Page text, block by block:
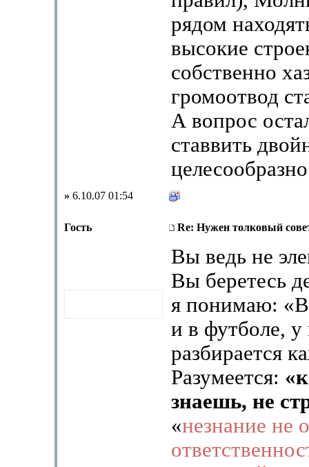
рядом
высокие
собственно
громоотвод
А вопрос
ставвить
» 6.10.07 01:54
Гость Re: Нужен толковый
Вы ведь не
Вы беретесь
я понимаю: «В
и в футболе, у
разбирается
Разумеется:
знаешь, не
«незнание не